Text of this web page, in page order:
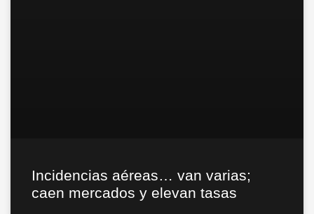
Incidencias aéreas… van varias;
caen mercados y elevan tasas